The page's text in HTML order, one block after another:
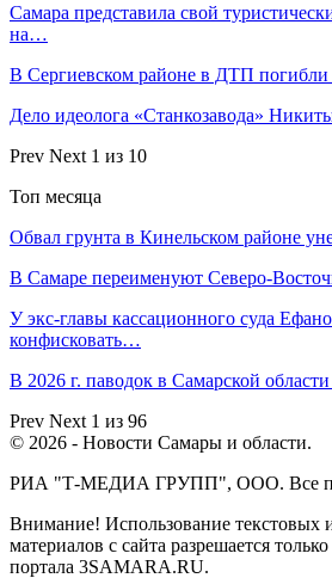
Самара представила свой
на…
В Сергиевском районе в ДТП
Дело идеолога «Станкозавода»
Prev Next 1 из 10
Топ месяца
Обвал грунта в Кинельском районе
В Самаре переименуют Северо-
У экс-главы кассационного суда
конфисковать…
В 2026 г. паводок в Самарской
Prev Next 1 из 96
© 2026 - Новости Самары и области.
РИА "Т-МЕДИА ГРУПП", ООО. Все
Внимание! Использование текстовых
материалов с сайта разрешается
портала 3SAMARA.RU.